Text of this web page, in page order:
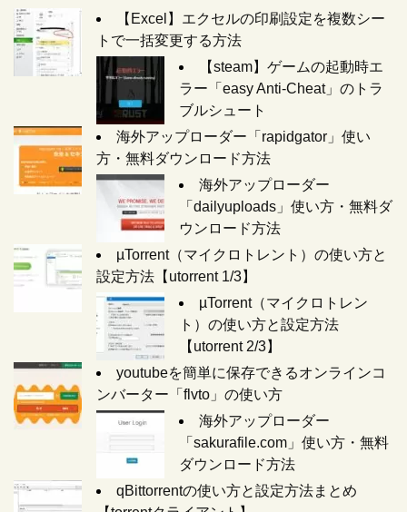
【Excel】エクセルの印刷設定を複数シー
トで一括変更する方法
【steam】ゲームの起動時エ
ラー「easy Anti-Cheat」のトラ
ブルシュート
海外アップローダー「rapidgator」使い
方・無料ダウンロード方法
海外アップローダー
「dailyuploads」使い方・無料ダ
ウンロード方法
µTorrent（マイクロトレント）の使い方と
設定方法【utorrent 1/3】
µTorrent（マイクロトレン
ト）の使い方と設定方法
【utorrent 2/3】
youtubeを簡単に保存できるオンラインコ
ンバーター「flvto」の使い方
海外アップローダー
「sakurafile.com」使い方・無料
ダウンロード方法
qBittorrentの使い方と設定方法まとめ